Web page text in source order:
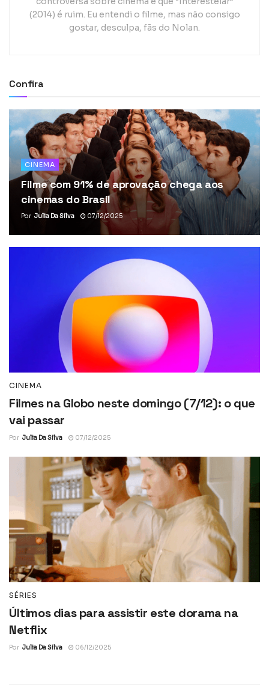
(2014) é ruim. Eu entendi o filme, mas não consigo
gostar, desculpa, fãs do Nolan.
Confira
CINEMA
Filme com 91% de aprovação chega aos
cinemas do Brasil
Por Julia Da Silva 07/12/2025
CINEMA
Filmes na Globo neste domingo (7/12): o que
vai passar
Por Julia Da Silva 07/12/2025
SÉRIES
Últimos dias para assistir este dorama na
Netflix
Por Julia Da Silva 06/12/2025